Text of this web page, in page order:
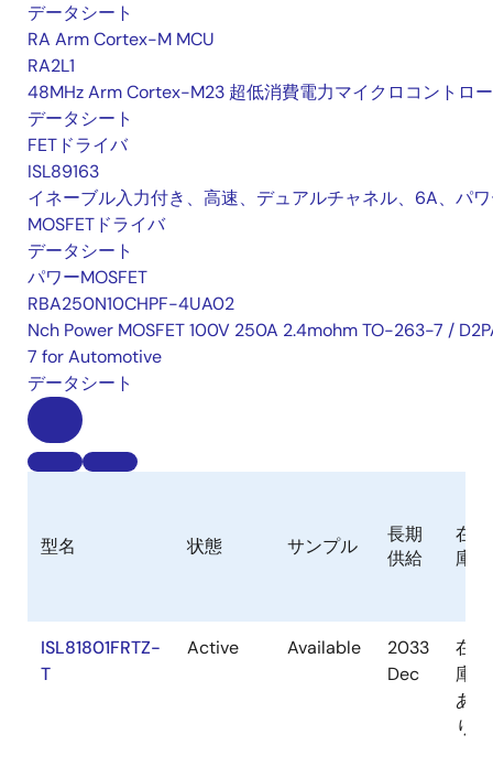
データシート
RA Arm Cortex-M MCU
RA2L1
48MHz Arm Cortex-M23 超低消費電力マイクロコントロ
データシート
FETドライバ
ISL89163
イネーブル入力付き、高速、デュアルチャネル、6A、パ
MOSFETドライバ
データシート
パワーMOSFET
RBA250N10CHPF-4UA02
Nch Power MOSFET 100V 250A 2.4mohm TO-263-7 /
7 for Automotive
データシート
型名 状態 サンプル
長期
供給
在
庫
ISL81801FRTZ-
T
Active Available
2033
Dec
在
庫
あ
り